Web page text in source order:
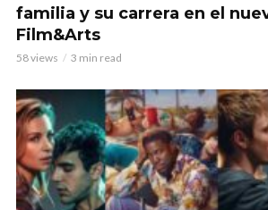
familia y su carrera en el
Film&Arts
58 views 3 min read